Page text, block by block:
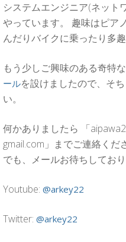
システムエンジニア(ネット
やっています。 趣味はピア
んだりバイクに乗ったり多趣
もう少しご興味のある奇特
ールを設けましたので、そ
い。
何かありましたら 「
gmail.com」までご連絡くだ
でも、メールお待ちしており
Youtube: @arkey22
Twitter: @arkey22